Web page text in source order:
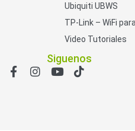
Ubiquiti UBWS
TP-Link – WiFi
Video Tutoriales
Siguenos